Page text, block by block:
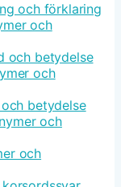
och förklaring
och
och betydelse
och
betydelse
och
och